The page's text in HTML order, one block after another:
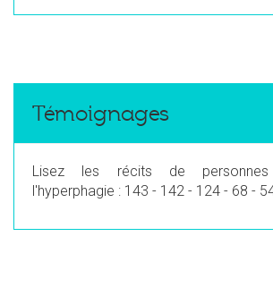
Témoignages
Lisez les récits de
l'hyperphagie : 143 - 142 - 124 - 68 -